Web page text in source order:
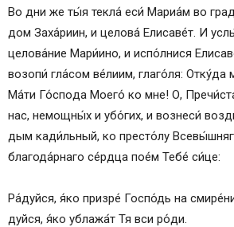
Во дни же ты́я текла́ еси́ Мариа́м во
дом Заха́риин, и целова́ Елисаве́т. И
целова́ние Мари́ино, и ис­по́л­ни­ся
возо­пи́ гла́сом ве́лиим, глаго́ля: Отку́да
Ма́­ти Го́с­по­да Мо­его́ ко мне! О,
нас, немощны́х и убо́­гих, и вознеси́
дым кади́льный, ко пре­сто́­лу
благода́рнаго се́рд­ца по­е́м Те­бе́ си́­це:
Ра́­дуй­ся, я́ко призре́ Гос­по́дь на
дуй­ся, я́ко ублажа́т Тя вси ро́­ди.